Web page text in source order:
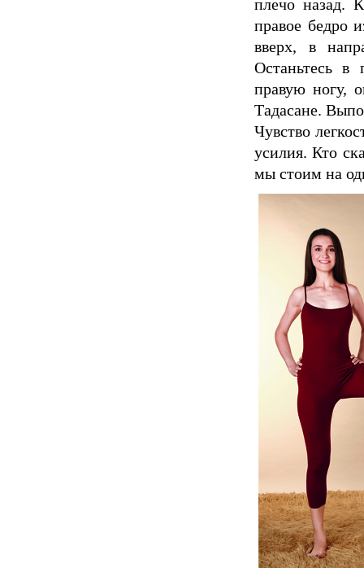
плечо назад.
правое бедро
вверх, в
Останьтесь в
правую ногу,
Тадасане.
Чувство
усилия. Кто
мы стоим на